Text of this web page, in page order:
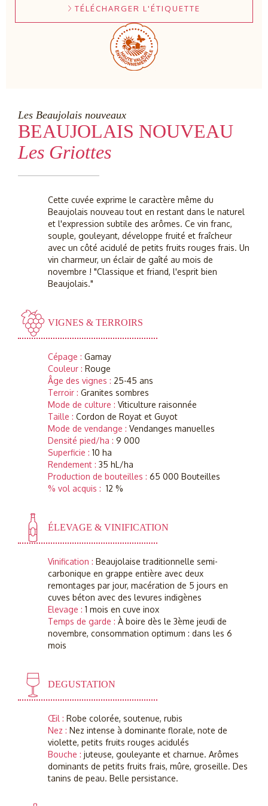
TÉLÉCHARGER L'ÉTIQUETTE
Les Beaujolais nouveaux
BEAUJOLAIS NOUVEAU
Les Griottes
Cette cuvée exprime le caractère même du
Beaujolais nouveau tout en restant dans le naturel
et l'expression subtile des arômes. Ce vin franc,
souple, gouleyant, développe fruité et fraîcheur
avec un côté acidulé de petits fruits rouges frais. Un
vin charmeur, un éclair de gaîté au mois de
novembre ! "Classique et friand, l'esprit bien
Beaujolais."
VIGNES & TERROIRS
Cépage : Gamay
Couleur : Rouge
Âge des vignes : 25-45 ans
Terroir : Granites sombres
Mode de culture : Viticulture raisonnée
Taille : Cordon de Royat et Guyot
Mode de vendange : Vendanges manuelles
Densité pied/ha : 9 000
Superficie : 10 ha
Rendement : 35 hL/ha
Production de bouteilles : 65 000 Bouteilles
% vol acquis : 12 %
ÉLEVAGE & VINIFICATION
Vinification : Beaujolaise traditionnelle semi-
carbonique en grappe entière avec deux
remontages par jour, macération de 5 jours en
cuves béton avec des levures indigènes
Elevage : 1 mois en cuve inox
Temps de garde : À boire dès le 3ème jeudi de
novembre, consommation optimum : dans les 6
mois
DEGUSTATION
Œil : Robe colorée, soutenue, rubis
Nez : Nez intense à dominante florale, note de
violette, petits fruits rouges acidulés
Bouche : juteuse, gouleyante et charnue. Arômes
dominants de petits fruits frais, mûre, groseille. Des
tanins de peau. Belle persistance.